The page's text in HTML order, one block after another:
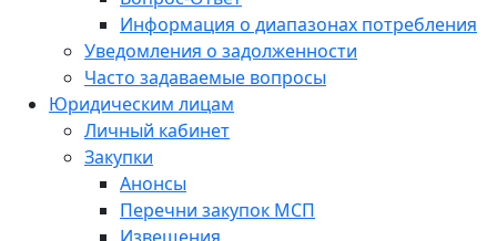
Информация о диапазонах потребления
Уведомления о задолженности
Часто задаваемые вопросы
Юридическим лицам
Личный кабинет
Закупки
Анонсы
Перечни закупок МСП